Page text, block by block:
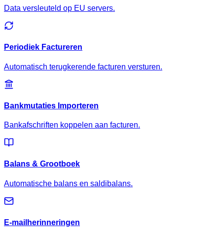
Data versleuteld op EU servers.
Periodiek Factureren
Automatisch terugkerende facturen versturen.
Bankmutaties Importeren
Bankafschriften koppelen aan facturen.
Balans & Grootboek
Automatische balans en saldibalans.
E-mailherinneringen